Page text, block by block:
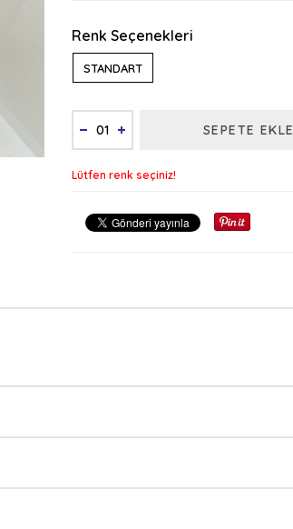
Renk Seçenekleri
STANDART
SEPETE EKLE
Lütfen renk seçiniz!